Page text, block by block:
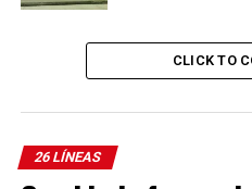
CLICK TO
26 LÍNEAS